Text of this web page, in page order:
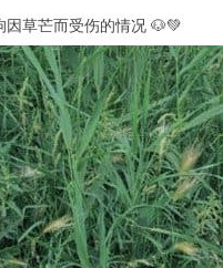
草芒而受伤的情况 🐶💚